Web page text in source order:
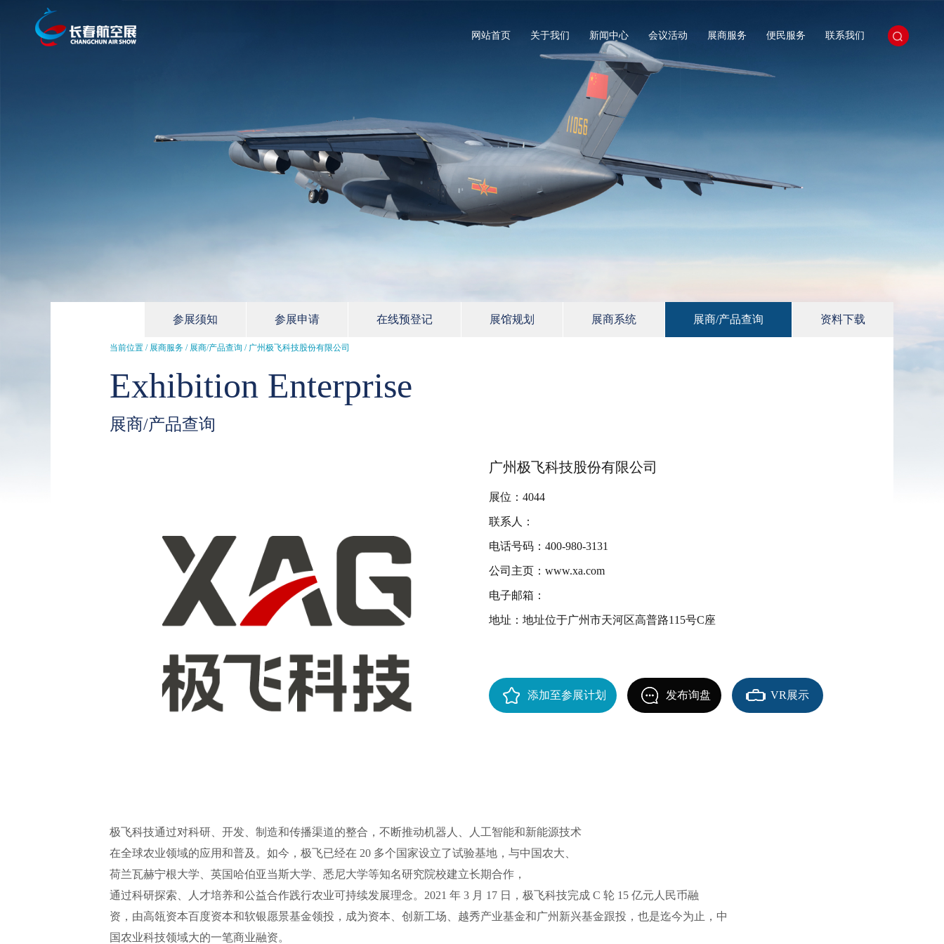
网站首页 关于我们 新闻中心 会议活动 展商服务 便民服务 联系我们
参展须知 参展申请 在线预登记 展馆规划 展商系统 展商/产品查询 资料下载
当前位置 / 展商服务 / 展商/产品查询 / 广州极飞科技股份有限公司
Exhibition Enterprise
展商/产品查询
广州极飞科技股份有限公司
展位：4044
联系人：
电话号码：400-980-3131
公司主页：www.xa.com
电子邮箱：
地址：地址位于广州市天河区高普路115号C座
添加至参展计划 发布询盘 VR展示
极飞科技通过对科研、开发、制造和传播渠道的整合，不断推动机器人、人工智能和新能源技术
在全球农业领域的应用和普及。如今，极飞已经在 20 多个国家设立了试验基地，与中国农大、
荷兰瓦赫宁根大学、英国哈伯亚当斯大学、悉尼大学等知名研究院校建立长期合作，
通过科研探索、人才培养和公益合作践行农业可持续发展理念。2021 年 3 月 17 日，极飞科技完成 C 轮 15 亿元人民币融
资，由高瓴资本百度资本和软银愿景基金领投，成为资本、创新工场、越秀产业基金和广州新兴基金跟投，也是迄今为止，中
国农业科技领域大的一笔商业融资。